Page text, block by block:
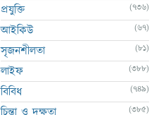
প্রযুক্তি (736)
আইকিউ (67)
সৃজনশীলতা (81)
লাইফ (388)
বিবিধ (749)
চিন্তা ও দক্ষতা (385)